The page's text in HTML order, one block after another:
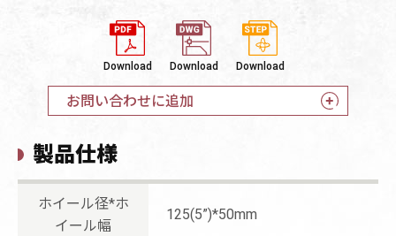
Download Download Download
お問い合わせに追加
製品仕様
ホイール径*ホ
イール幅
125(5”)*50mm